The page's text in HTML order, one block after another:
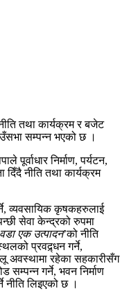
तथा कार्यक्रम र बजेट
सम्पन्न भएको छ ।
पूर्वाधार निर्माण, पर्यटन,
दिँदै नीति तथा कार्यक्रम
व्यवसायिक कृषकहरुलाई
सेवा केन्द्रको रुपमा
एक उत्पादन’को नीति
प्रवद्र्धन गर्ने,
अवस्थामा रहेका सहकारीसँग
सम्पन्न गर्ने, भवन निर्माण
नीति लिइएको छ ।